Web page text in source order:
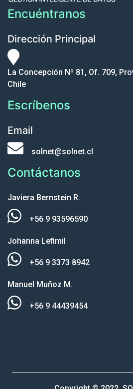
Encuéntranos
Dirección Principal
La Concepción Nº 81, Of. 709,
Chile
Escríbenos
Email
solnet@solnet.cl
Contáctanos
Javiera Bernstein R.
+56 9 93596590
Johanna Lefimil
+56 9 3373 8942
Manuel Muñoz M.
+56 9 44439454